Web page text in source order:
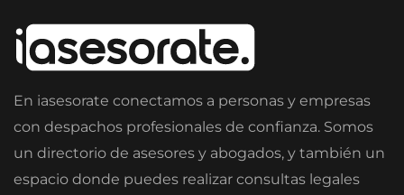
En iasesorate conectamos a personas y empresas
con despachos profesionales de confianza. Somos
un directorio de asesores y abogados, y también un
espacio donde puedes realizar consultas legales